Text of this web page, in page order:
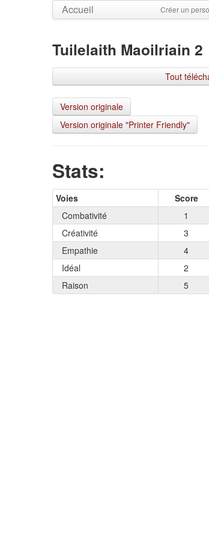
Accueil Créer un
Tuilelaith Maoilriain 2
Tout
Version originale
Version originale "Printer Friendly"
Stats:
Voies
Score
Combativité
1
Créativité
3
Empathie
4
Idéal
2
Raison
5